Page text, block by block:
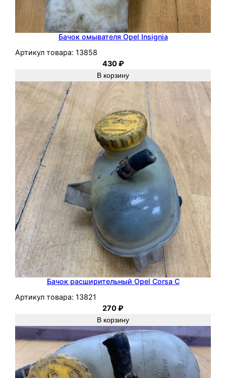
Бачок омывателя Opel Insignia
Артикул товара: 13858
430₽
В корзину
Бачок расширительный Opel Corsa C
Артикул товара: 13821
270₽
В корзину